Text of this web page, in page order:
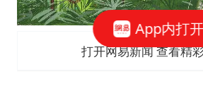
打开网易新闻 查看精
App内打开